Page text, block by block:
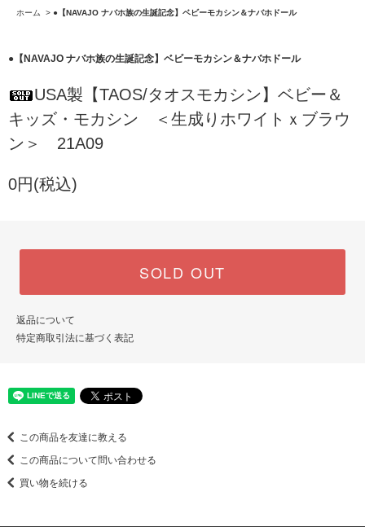
ホーム > ●【NAVAJO ナバホ族の生誕記念】ベビーモカシン＆ナバホドール
●【NAVAJO ナバホ族の生誕記念】ベビーモカシン＆ナバホドール
USA製【TAOS/タオスモカシン】ベビー＆
キッズ・モカシン ＜生成りホワイトｘブラウ
ン＞ 21A09
0円(税込)
SOLD OUT
返品について
特定商取引法に基づく表記
この商品を友達に教える
この商品について問い合わせる
買い物を続ける